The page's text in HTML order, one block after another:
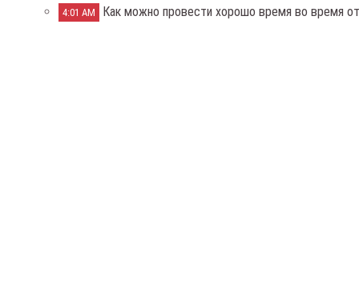
4:01 AM Как можно провести хорошо время во время